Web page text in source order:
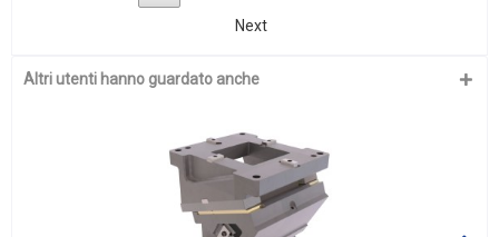
Next
Altri utenti hanno guardato anche